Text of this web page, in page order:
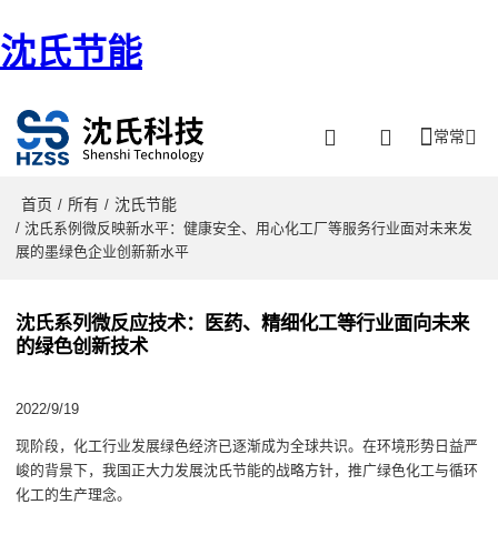
沈氏节能
常常
首页 / 所有 / 沈氏节能
/ 沈氏系例微反映新水平：健康安全、用心化工厂等服务行业面对未来发
展的墨绿色企业创新新水平
沈氏系列微反应技术：医药、精细化工等行业面向未来
的绿色创新技术
2022/9/19
现阶段，化工行业发展绿色经济已逐渐成为全球共识。在环境形势 日益严
峻的背景下，我国正大力发展沈氏节能的战略方针，推广绿色化工与循环
化工的生产理念。